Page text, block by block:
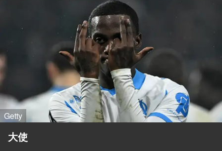
Getty
大使